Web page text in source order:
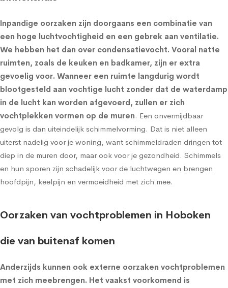
Inpandige oorzaken zijn doorgaans een combinatie van
een hoge luchtvochtigheid en een gebrek aan ventilatie.
We hebben het dan over condensatievocht. Vooral natte
ruimten, zoals de keuken en badkamer, zijn er extra
gevoelig voor. Wanneer een ruimte langdurig wordt
blootgesteld aan vochtige lucht zonder dat de waterdamp
in de lucht kan worden afgevoerd, zullen er zich
vochtplekken vormen op de muren. Een onvermijdbaar
gevolg is dan uiteindelijk schimmelvorming. Dat is niet alleen
uiterst nadelig voor je woning, want schimmeldraden dringen tot
diep in de muren door, maar ook voor je gezondheid. Schimmels
en hun sporen zijn schadelijk voor de luchtwegen en brengen
hoofdpijn, keelpijn en vermoeidheid met zich mee.
Oorzaken van vochtproblemen in Hoboken
die van buitenaf komen
Anderzijds kunnen ook externe oorzaken vochtproblemen
met zich meebrengen. Het vaakst voorkomend is